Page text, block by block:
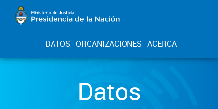
DATOS ORGANIZACIONES ACERCA
Datos